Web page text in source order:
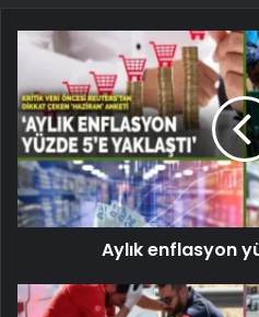
Aylık enflasyon